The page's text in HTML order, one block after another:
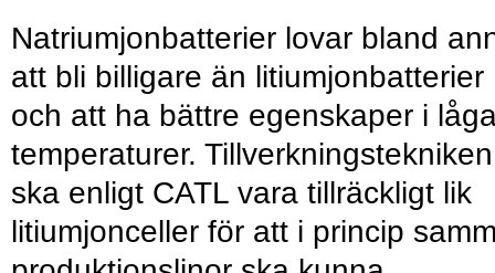
Natriumjonbatterier lovar bland
att bli billigare än litiumjonbatterier
och att ha bättre egenskaper i
temperaturer. Tillverkningstekniken
ska enligt CATL vara tillräckligt lik
litiumjonceller för att i princip